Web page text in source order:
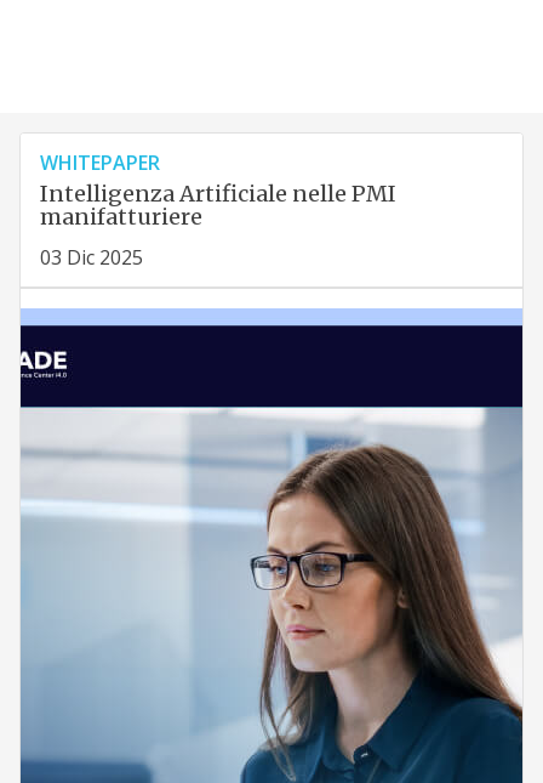
WHITEPAPER
Intelligenza Artificiale nelle PMI
manifatturiere
03 Dic 2025